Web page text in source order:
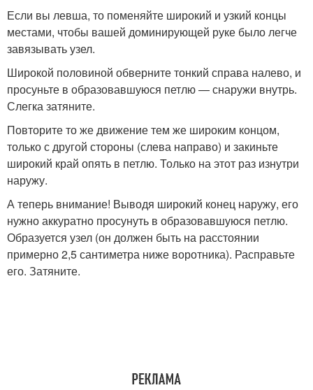
Если вы левша, то поменяйте широкий и узкий концы
местами, чтобы вашей доминирующей руке было легче
завязывать узел.
Широкой половиной обверните тонкий справа налево, и
просуньте в образовавшуюся петлю — снаружи внутрь.
Слегка затяните.
Повторите то же движение тем же широким концом,
только с другой стороны (слева направо) и закиньте
широкий край опять в петлю. Только на этот раз изнутри
наружу.
А теперь внимание! Выводя широкий конец наружу, его
нужно аккуратно просунуть в образовавшуюся петлю.
Образуется узел (он должен быть на расстоянии
примерно 2,5 сантиметра ниже воротника). Расправьте
его. Затяните.